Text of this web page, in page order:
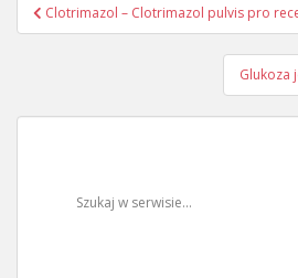
Nawigacja wpisu
Clotrimazol – Clotrimazol pulvis pro
Glukoza